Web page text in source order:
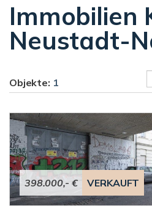
Immobilien
Neustadt-
Objekte: 1
398.000,- € VERKAUFT